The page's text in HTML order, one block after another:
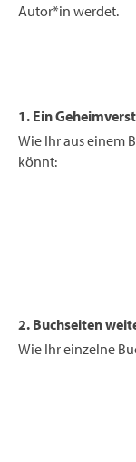
Autor*in werdet.
1. Ein
Wie Ihr aus einem
könnt:
2. Buchseiten
Wie Ihr einzelne